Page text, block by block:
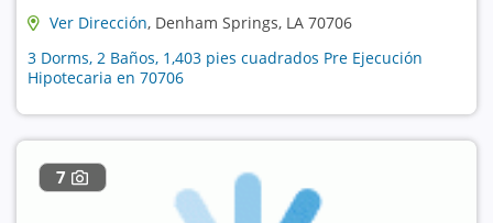
Ver Dirección, Denham Springs, LA 70706
3 Dorms, 2 Baños, 1,403 pies cuadrados Pre Ejecución
Hipotecaria en 70706
7